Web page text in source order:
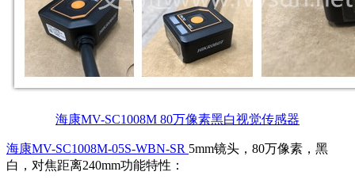
海康MV-SC1008M 80万像素黑白视觉传感器
海康MV-SC1008M-05S-WBN-SR 5mm镜头，80万像素，黑
白，对焦距离240mm功能特性：